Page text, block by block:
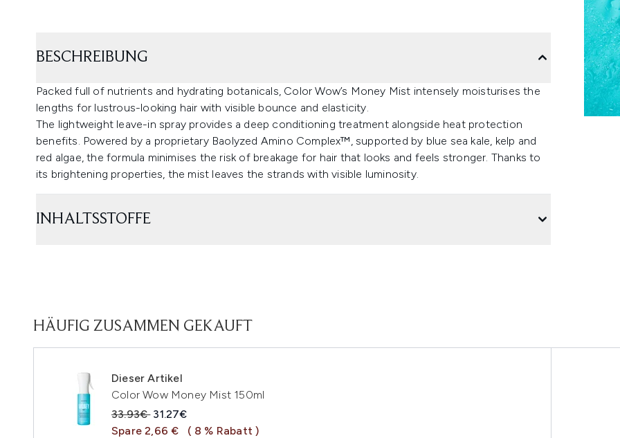
BESCHREIBUNG
Packed full of nutrients and hydrating botanicals, Color Wow’s Money Mist intensely moisturises the
lengths for lustrous-looking hair with visible bounce and elasticity.
The lightweight leave-in spray provides a deep conditioning treatment alongside heat protection
benefits. Powered by a proprietary Baolyzed Amino Complex™, supported by blue sea kale, kelp and
red algae, the formula minimises the risk of breakage for hair that looks and feels stronger. Thanks to
its brightening properties, the mist leaves the strands with visible luminosity.
INHALTSSTOFFE
HÄUFIG ZUSAMMEN GEKAUFT
Dieser Artikel
Color Wow Money Mist 150ml
Unverbindliche Preisempfehlung:
33.93€ Aktueller Preis:
31.27€
Spare 2,66 €
( 8 % Rabatt )